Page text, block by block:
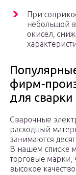
При
небольшой
окисел,
фирм-
для сварки
Сварочные
расходный
занимаются
В нашем списке
торговые марки,
высокое